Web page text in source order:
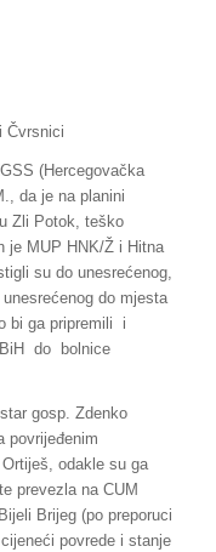
Čvrsnici
(Hercegovačka
da je na planini
Zli Potok, teško
je MUP HNK/Ž i Hitna
su do unesrećenog,
do mjesta
bi ga pripremili i
do bolnice
gosp. Zdenko
povrijeđenim
odakle su ga
prevezla na CUM
Brijeg (po preporuci
povrede i stanje